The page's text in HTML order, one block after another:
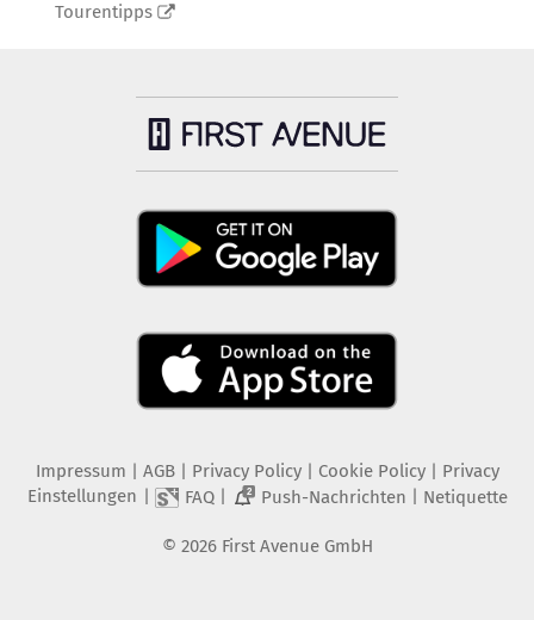
Tourentipps
Impressum AGB Privacy Policy| Cookie Policy| Privacy
Einstellungen
FAQ| 2 Push-Nachrichten Netiquette
© 2026 First Avenue GmbH